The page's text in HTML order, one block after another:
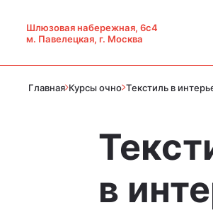
Шлюзовая набережная, 6с4
м. Павелецкая, г. Москва
Главная Курсы очно Текстиль в
в